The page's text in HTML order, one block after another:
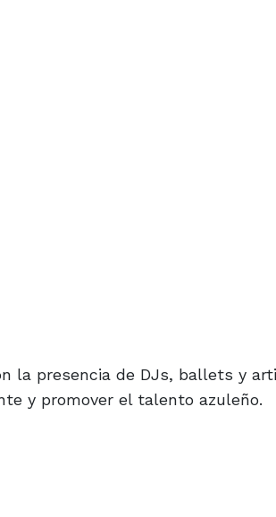
la presencia de DJs, ballets y
y promover el talento azuleño.